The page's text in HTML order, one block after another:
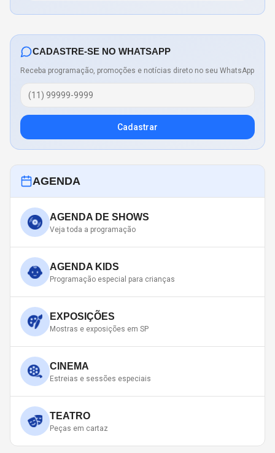
CADASTRE-SE NO WHATSAPP
Receba programação, promoções e notícias direto no seu WhatsApp
Cadastrar
AGENDA
AGENDA DE SHOWS
Veja toda a programação
AGENDA KIDS
Programação especial para crianças
EXPOSIÇÕES
Mostras e exposições em SP
CINEMA
Estreias e sessões especiais
TEATRO
Peças em cartaz